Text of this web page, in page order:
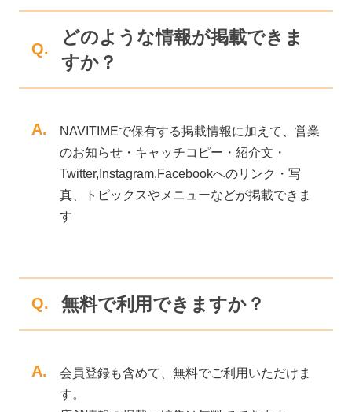
Q.
どのような情報が掲載できま
すか？
A.
NAVITIMEで保有する掲載情報に加えて、営業
のお知らせ・キャッチコピー・紹介文・
Twitter,Instagram,Facebookへのリンク・写
真、トピックスやメニューなどが掲載できま
す
Q. 無料で利用できますか？
A.
会員登録も含めて、無料でご利用いただけま
す。